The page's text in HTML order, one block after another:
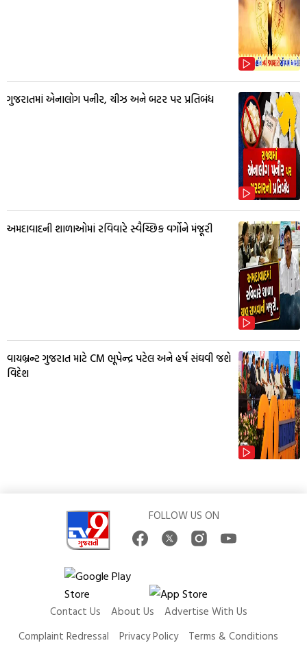
ગુજરાતમાં એનાલોગ પનીર, ચીઝ અને બટર પર પ્રતિબંધ
અમદાવાદની શાળાઓમાં રવિવારે સ્વૈચ્છિક વર્ગોને મંજૂરી
વાયબ્રન્ટ ગુજરાત માટે CM ભૂપેન્દ્ર પટેલ અને હર્ષ સંઘવી જશે
વિદેશ
FOLLOW US ON
Contact Us About Us
Advertise With Us
Complaint Redressal
Privacy Policy Terms & Conditions